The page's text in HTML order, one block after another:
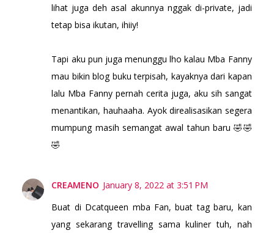
lihat juga deh asal akunnya nggak di-private, jadi
tetap bisa ikutan, ihiiy!
Tapi aku pun juga menunggu lho kalau Mba Fanny
mau bikin blog buku terpisah, kayaknya dari kapan
lalu Mba Fanny pernah cerita juga, aku sih sangat
menantikan, hauhaaha. Ayok direalisasikan segera
mumpung masih semangat awal tahun baru 🤣🤣
🤣
CREAMENO January 8, 2022 at 3:51 PM
Buat di Dcatqueen mba Fan, buat tag baru, kan
yang sekarang travelling sama kuliner tuh, nah